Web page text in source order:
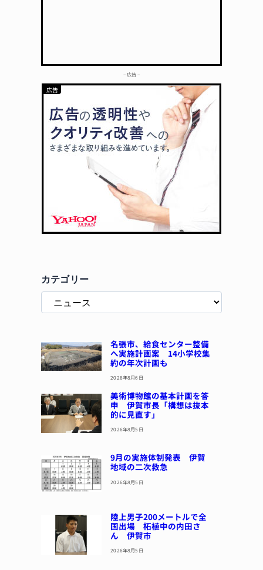
– 広告 –
カテゴリー
名張市、給食センター整備
へ実施計画案 14小学校集
約の年次計画も
2026年8月6日
美術博物館の基本計画を答
申 伊賀市長「構想は抜本
的に見直す」
2026年8月5日
9月の実施体制発表 伊賀
地域の二次救急
2026年8月5日
陸上男子200メートルで全
国出場 柘植中の内田さ
ん 伊賀市
2026年8月5日